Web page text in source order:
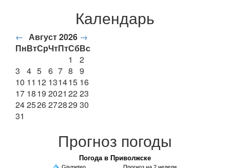
Календарь
← Август 2026 →
ПнВтСрЧтПтСбВс
1
2
3
4 5 6 7 8
9
10 11 12 131415 16
17 1819 2021 2223
242526272829 30
31
Прогноз погоды
Погода в Приволжске